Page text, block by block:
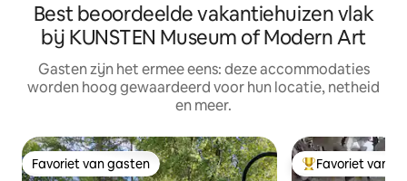
Best beoordeelde vakantiehuizen vlak
bij KUNSTEN Museum of Modern Art
Gasten zijn het ermee eens: deze accommodaties
worden hoog gewaardeerd voor hun locatie, netheid
en meer.
Favoriet van gasten
Favoriet van gasten Topfavoriet van
Favoriet van